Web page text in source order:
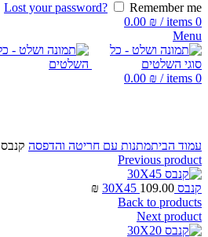
Lost your password?
Remember me
0
items
/
0.00 ₪
Menu
0
items
/
0.00 ₪
עמוד הביתמתנות עם חריטה והדפסה קנבס 30X40
Previous product
קנבס 30X45 109.00
₪
Back to products
Next product